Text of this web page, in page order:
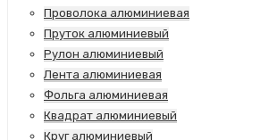
Проволока алюминиевая
Пруток алюминиевый
Рулон алюминиевый
Лента алюминиевая
Фольга алюминиевая
Квадрат алюминиевый
Круг алюминиевый